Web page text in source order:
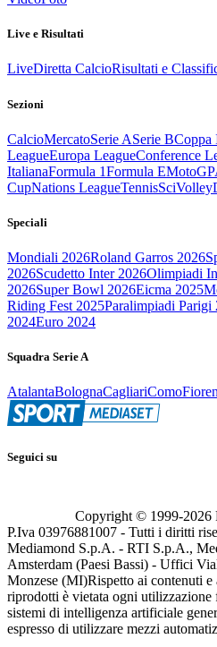
Live e Risultati
LiveDiretta CalcioRisultati e
Sezioni
CalcioMercatoSerie ASerie BCoppa
LeagueEuropa LeagueConference
ItalianaFormula 1Formula EMotoGP
CupNations LeagueTennisSciVolley
Speciali
Mondiali 2026Roland Garros 2026
2026Scudetto Inter 2026Olimpiadi
2026Super Bowl 2026Eicma 2025
Riding Fest 2025Paralimpiadi Parigi
2024Euro 2024
Squadra Serie A
AtalantaBolognaCagliariComo
Seguici su
Copyright © 1999-2026
P.Iva 03976881007 - Tutti i diritti
Mediamond S.p.A. - RTI S.p.A.,
Amsterdam (Paesi Bassi) - Uffici
Monzese (MI)Rispetto ai contenuti e
riprodotti è vietata ogni utilizzazione
sistemi di intelligenza artificiale
espresso di utilizzare mezzi